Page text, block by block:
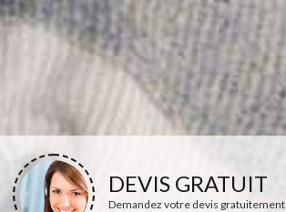
DEVIS GRATUIT
Demandez votre devis gratuitement